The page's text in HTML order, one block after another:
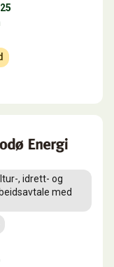
, idrett- og
med